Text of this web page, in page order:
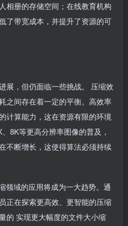
相册的存储空间；在线教育机构
了带宽成本，并提升了资源的可
展，但仍面临一些挑战。 压缩效
之间存在着一定的平衡。高效率
计算能力，这在资源有限的环境
8K等更高分辨率图像的普及，
不断增长，这使得算法必须持续
领域的应用将成为一大趋势。通
正在探索更高效、更智能的压缩
的 实现更大幅度的文件大小缩